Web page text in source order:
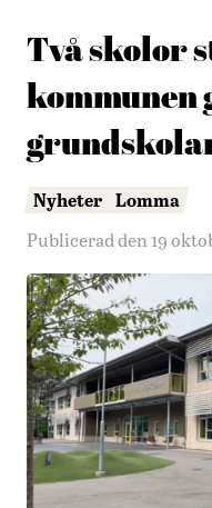
Två skolor
kommunen
Nyheter Lomma
Publicerad den 19